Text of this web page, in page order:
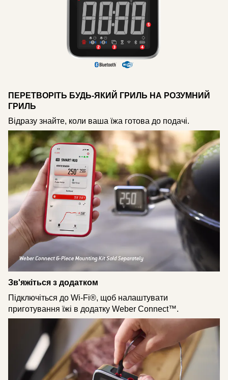
ПЕРЕТВОРІТЬ БУДЬ-ЯКИЙ ГРИЛЬ НА РОЗУМНИЙ
ГРИЛЬ
Відразу знайте, коли ваша їжа готова до подачі.
Зв'яжіться з додатком
Підключіться до Wi-Fi®, щоб налаштувати
приготування їжі в додатку Weber Connect™.